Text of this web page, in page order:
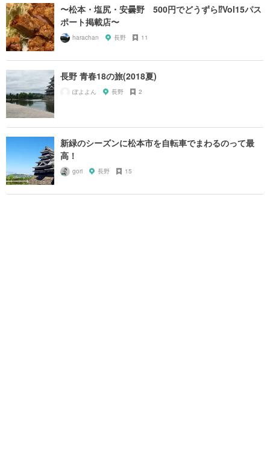
〜松本・塩尻・安曇野 500円でどうずら⁉︎Vol15パス
ポート掲載店〜
harachan 長野 11
長野 青春18の旅(2018夏)
ぽよよん 長野 2
新緑のシーズンに松本市を自転車でまわるのって最
高！
gori 長野 15